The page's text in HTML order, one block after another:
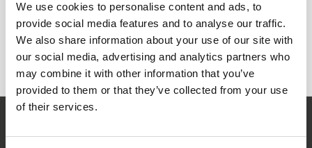
We use cookies to personalise content and ads, to
provide social media features and to analyse our traffic.
We also share information about your use of our site with
our social media, advertising and analytics partners who
may combine it with other information that you’ve
provided to them or that they’ve collected from your use
of their services.
aktives Führen und Folgen im Gleichklang für eine
effektive und zugleich harmonische Zusammenarbeit
sorgen können – eine Tanzperformance für Ihre
Unternehmensentwicklung!
+49 (0)821 790040-10